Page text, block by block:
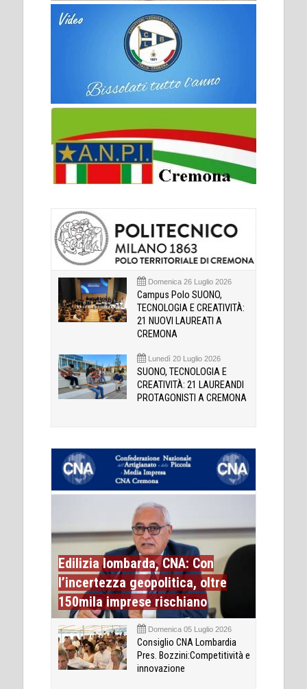
Domenica 26 Luglio 2026
Campus Polo SUONO,
TECNOLOGIA E CREATIVITÀ:
21 NUOVI LAUREATI A
CREMONA
Lunedì 20 Luglio 2026
SUONO, TECNOLOGIA E
CREATIVITÀ: 21 LAUREANDI
PROTAGONISTI A CREMONA
Edilizia lombarda, CNA: Con
l’incertezza geopolitica, oltre
150mila imprese rischiano
Domenica 05 Luglio 2026
Consiglio CNA Lombardia
Pres. Bozzini:Competitività e
innovazione